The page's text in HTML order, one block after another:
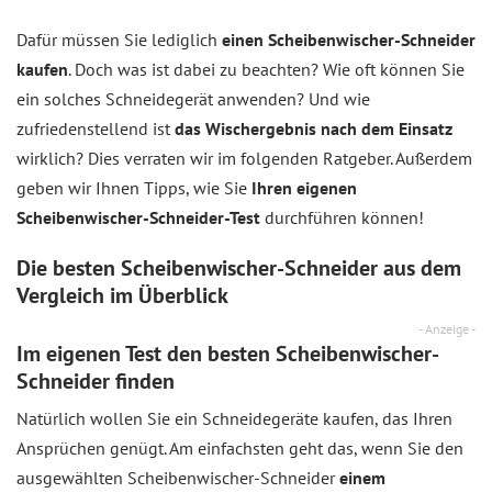
Dafür müssen Sie lediglich einen Scheibenwischer-Schneider
kaufen. Doch was ist dabei zu beachten? Wie oft können Sie
ein solches Schneidegerät anwenden? Und wie
zufriedenstellend ist das Wischergebnis nach dem Einsatz
wirklich? Dies verraten wir im folgenden Ratgeber. Außerdem
geben wir Ihnen Tipps, wie Sie Ihren eigenen
Scheibenwischer-Schneider-Test durchführen können!
Die besten Scheibenwischer-Schneider aus dem
Vergleich im Überblick
- Anzeige -
Im eigenen Test den besten Scheibenwischer-
Schneider finden
Natürlich wollen Sie ein Schneidegeräte kaufen, das Ihren
Ansprüchen genügt. Am einfachsten geht das, wenn Sie den
ausgewählten Scheibenwischer-Schneidereinem